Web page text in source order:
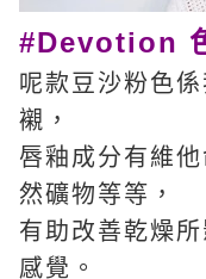
#Devotion
呢款豆沙粉色
襯，
唇釉成分有維
然礦物等等，
有助改善乾燥
感覺。